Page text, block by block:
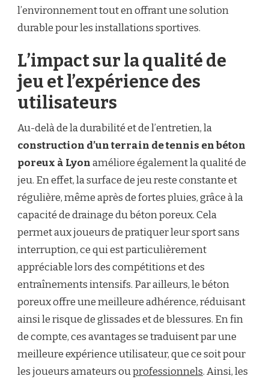
l’environnement tout en offrant une solution
durable pour les installations sportives.
L’impact sur la qualité de
jeu et l’expérience des
utilisateurs
Au-delà de la durabilité et de l’entretien, la
construction d’un terrain de tennis en béton
poreux à Lyonaméliore également la qualité de
jeu. En effet, la surface de jeu reste constante et
régulière, même après de fortes pluies, grâce à la
capacité de drainage du béton poreux. Cela
permet aux joueurs de pratiquer leur sport sans
interruption, ce qui est particulièrement
appréciable lors des compétitions et des
entraînements intensifs. Par ailleurs, le béton
poreux offre une meilleure adhérence, réduisant
ainsi le risque de glissades et de blessures. En fin
de compte, ces avantages se traduisent par une
meilleure expérience utilisateur, que ce soit pour
les joueurs amateurs ouprofessionnels. Ainsi, les